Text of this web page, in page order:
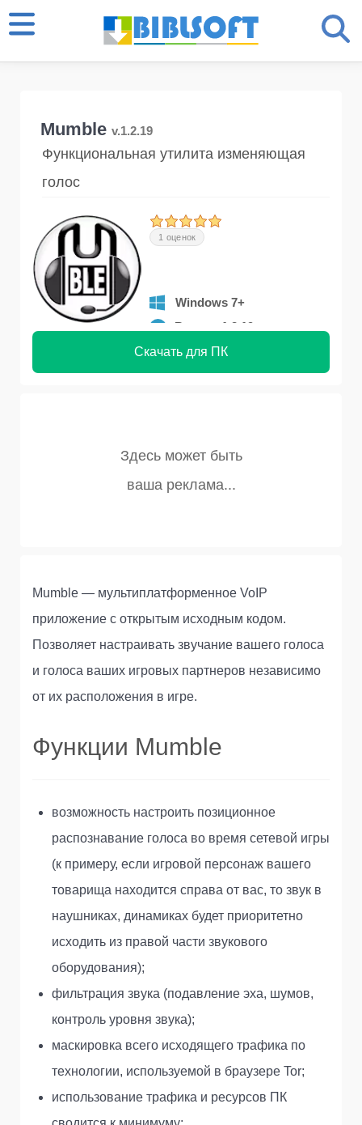
Mumble v.1.2.19
Функциональная утилита изменяющая
голос
1 оценок
Windows 7+
Версия 1.2.19
Скачать для ПК
Mumble — мультиплатформенное VoIP
приложение с открытым исходным кодом.
Позволяет настраивать звучание вашего голоса
и голоса ваших игровых партнеров независимо
от их расположения в игре.
Функции Mumble
возможность настроить позиционное
распознавание голоса во время сетевой игры
(к примеру, если игровой персонаж вашего
товарища находится справа от вас, то звук в
наушниках, динамиках будет приоритетно
исходить из правой части звукового
оборудования);
фильтрация звука (подавление эха, шумов,
контроль уровня звука);
маскировка всего исходящего трафика по
технологии, используемой в браузере Tor;
использование трафика и ресурсов ПК